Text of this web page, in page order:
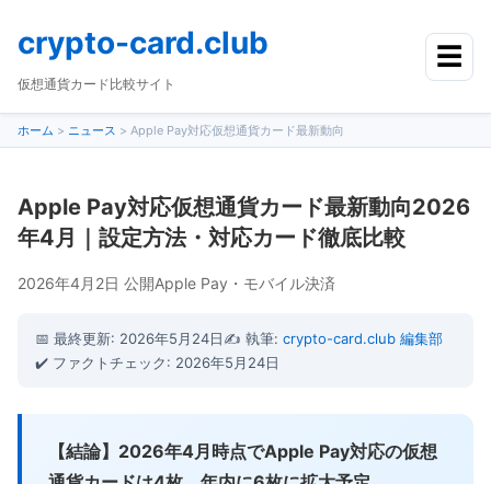
crypto-card.club
仮想通貨カード比較サイト
☰
ホーム > ニュース > Apple Pay対応仮想通貨カード最新動向
Apple Pay対応仮想通貨カード最新動向2026
年4月｜設定方法・対応カード徹底比較
2026年4月2日 公開Apple Pay・モバイル決済
📅 最終更新: 2026年5月24日✍️ 執筆: crypto-card.club 編集部
✔️ ファクトチェック: 2026年5月24日
【結論】2026年4月時点でApple Pay対応の仮想